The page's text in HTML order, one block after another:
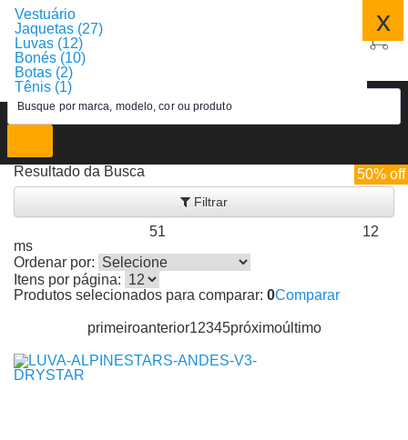
x
Vestuário
Jaquetas (27)
Luvas (12)
Bonés (10)
Botas (2)
Tênis (1)
Resultado da Busca
Filtrar
51
12
ms
Ordenar por:
Itens por página:
Produtos selecionados para comparar: 0Comparar
primeiroanterior12345próximoúltimo
50% off
50% off
50% off